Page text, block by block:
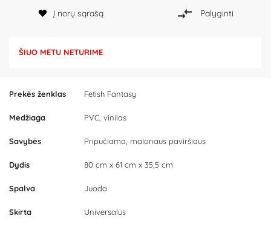
Prekės ženklas Fetish Fantasy
Medžiaga PVC, vinilas
Savybės Pripučiama, malonaus paviršiaus
Dydis 80 cm x 61 cm x 35,5 cm
Spalva Juoda
Skirta Universalus
Į norų sąrašą Palyginti
ŠIUO METU NETURIME